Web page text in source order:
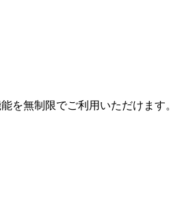
を無制限でご利用いただけます。